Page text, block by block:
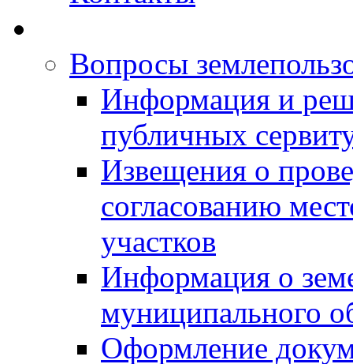
Вопросы
Информация и
публичных
Извещения о
согласованию
участков
Информация о
муниципального
Оформление